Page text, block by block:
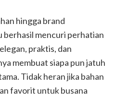
hingga brand
berhasil mencuri perhatian
praktis, dan
membuat siapa pun jatuh
Tidak heran jika bahan
favorit untuk busana